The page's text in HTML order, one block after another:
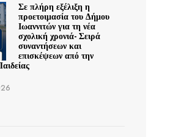
Σε πλήρη εξέλιξη η
προετοιμασία του Δήμου
Ιωαννιτών για τη νέα
σχολική χρονιά- Σειρά
συναντήσεων και
επισκέψεων από την